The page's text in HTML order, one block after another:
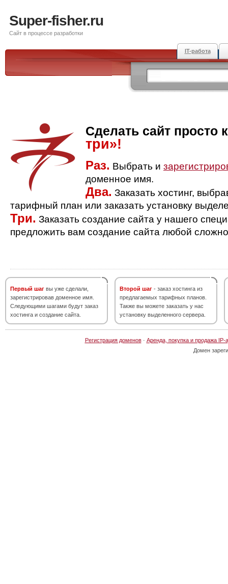
Super-fisher.ru
Сайт в процессе разработки
IT-работа
Сделать сайт просто
три»!
Раз. Выбрать и
доменное имя.
Два. Заказать хостинг,
тарифный план или заказать установку
Три. Заказать создание сайта у нашего
предложить вам создание сайта любой
Первый шаг вы уже сделали,
зарегистрировав доменное имя.
Следующими шагами будут заказ
хостинга и создание сайта.
Второй шаг - заказ хостинга из
предлагаемых тарифных планов.
Также вы можете заказать у нас
установку выделенного сервера.
Регистрация доменов· Аренда, покупка и продажа IP-
Домен